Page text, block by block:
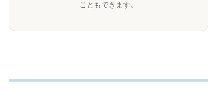
こともできます。